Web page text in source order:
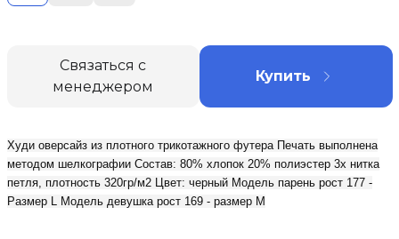
Купить
Связаться с
менеджером
Худи оверсайз из плотного трикотажного футера Печать выполнена
методом шелкографии Состав: 80% хлопок 20% полиэстер 3х нитка
петля, плотность 320гр/м2 Цвет: черный Модель парень рост 177 -
Размер L Модель девушка рост 169 - размер M